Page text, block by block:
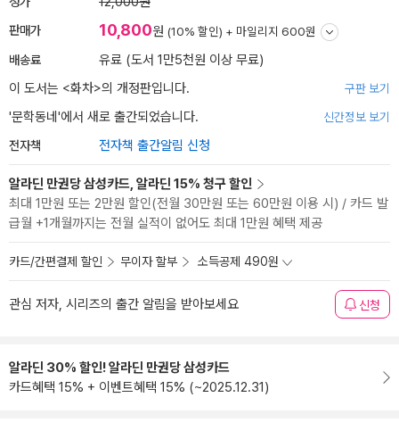
판매가 10,800원 (10% 할인) + 마일리지 600원
배송료
유료 (도서 1만5천원 이상 무료)
이 도서는 <화차>의 개정판입니다. 구판 보기
'문학동네'에서 새로 출간되었습니다. 신간정보 보기
전자책 전자책 출간알림 신청
알라딘 만권당 삼성카드, 알라딘 15% 청구 할인
최대 1만원 또는 2만원 할인(전월 30만원 또는 60만원 이용 시) / 카드 발
급월 +1개월까지는 전월 실적이 없어도 최대 1만원 혜택 제공
카드/간편결제 할인 무이자 할부 소득공제 490원
관심 저자, 시리즈의 출간 알림을 받아보세요 신청
알라딘 30% 할인! 알라딘 만권당 삼성카드
카드혜택 15% + 이벤트혜택 15% (~2025.12.31)